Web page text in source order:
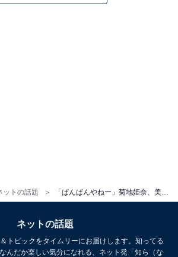
ットの話題
ネットの話題
トピックをタイムリーにお届けします。知ってる
んだか楽しい気分になれる、ネット発「知ら（な